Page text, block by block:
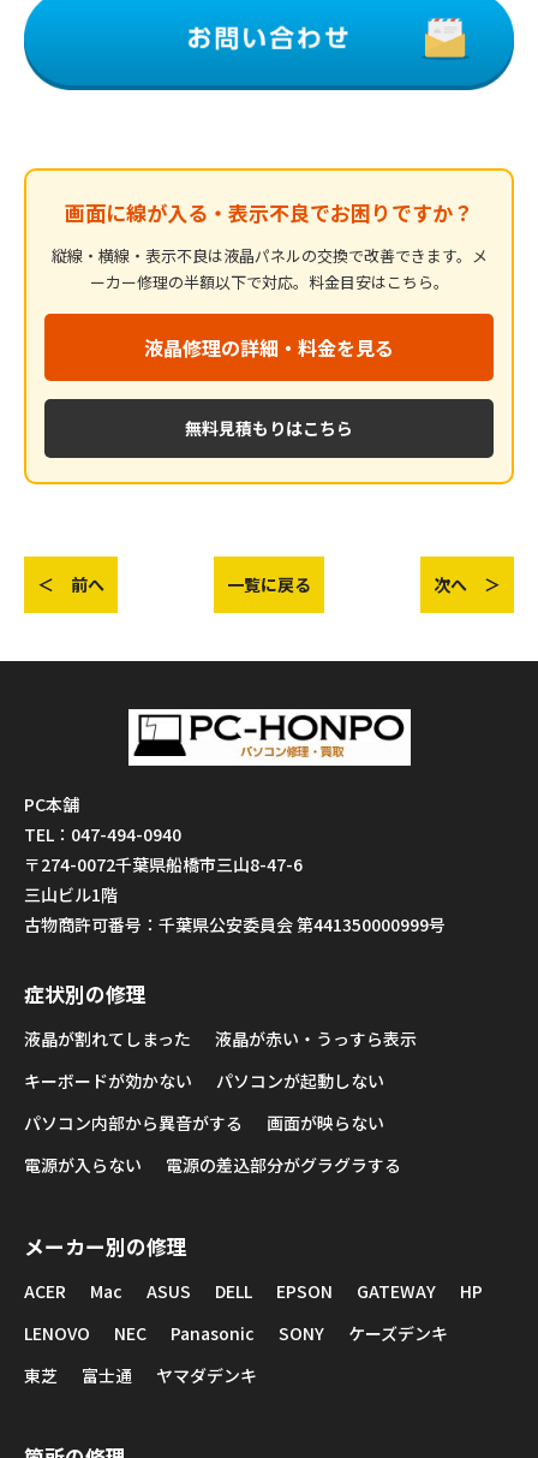
画面に線が入る・表示不良でお困りですか？
縦線・横線・表示不良は液晶パネルの交換で改善できます。メ
ーカー修理の半額以下で対応。料金目安はこちら。
液晶修理の詳細・料金を見る
無料見積もりはこちら
＜ 前へ 一覧に戻る 次へ ＞
PC本舗
TEL：047-494-0940
〒274-0072千葉県船橋市三山8-47-6
三山ビル1階
古物商許可番号：千葉県公安委員会 第441350000999号
症状別の修理
液晶が割れてしまった
液晶が赤い・うっすら表示
キーボードが効かない
パソコンが起動しない
パソコン内部から異音がする
画面が映らない
電源が入らない
電源の差込部分がグラグラする
メーカー別の修理
ACER Mac ASUS DELL EPSON GATEWAY
HP
LENOVO
NEC Panasonic SONY
ケーズデンキ
東芝
富士通 ヤマダデンキ